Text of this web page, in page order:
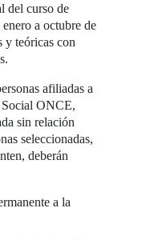
del curso de
a octubre de
y teóricas con
afiliadas a
ONCE,
sin relación
seleccionadas,
deberán
a la